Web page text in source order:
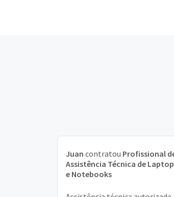
Juan contratou Profissional
Assistência Técnica de
e Notebooks